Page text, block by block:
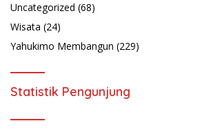
Uncategorized (68)
Wisata (24)
Yahukimo Membangun (229)
Statistik Pengunjung